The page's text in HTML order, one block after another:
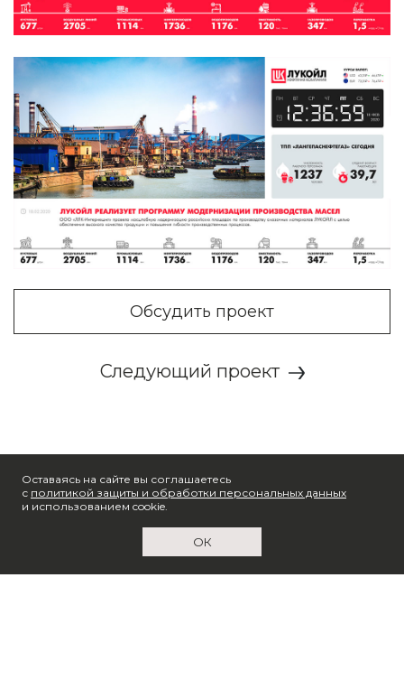
Обсудить проект
Следующий проект
Оставаясь на сайте вы соглашаетесь
с политикой защиты и обработки персональных данных
и использованием cookie.
ОК